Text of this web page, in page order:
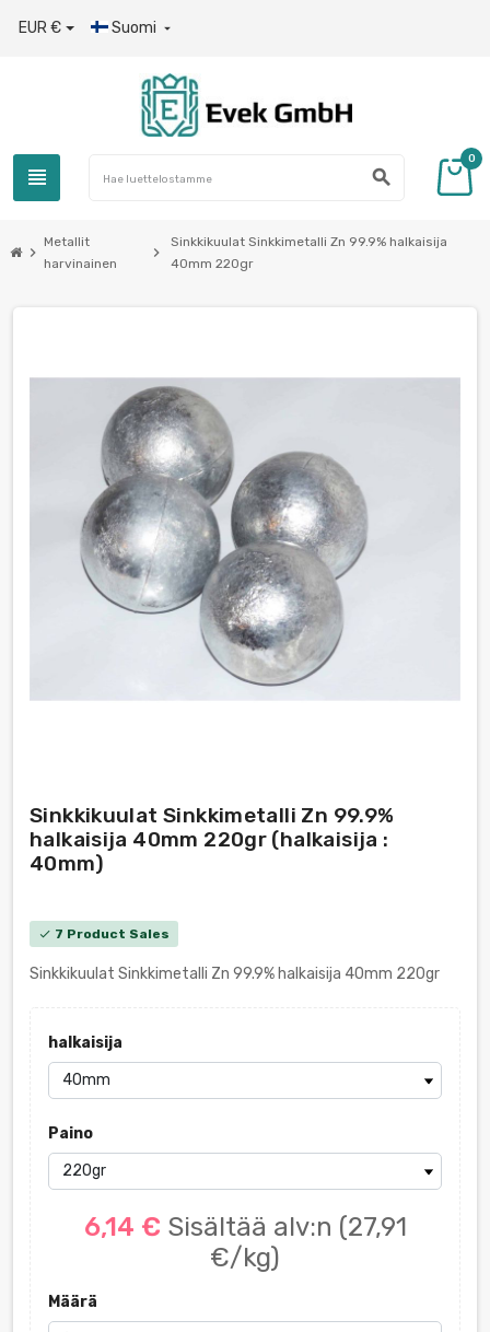
EUR € Suomi 
view_headline search
0
chevron_right
Metallit
harvinainen
chevron_right
Sinkkikuulat Sinkkimetalli Zn 99.9% halkaisija
40mm 220gr
Sinkkikuulat Sinkkimetalli Zn 99.9%
halkaisija 40mm 220gr (halkaisija :
40mm)
check 7 Product Sales
Sinkkikuulat Sinkkimetalli Zn 99.9% halkaisija 40mm 220gr
halkaisija
Paino
6,14 € Sisältää alv:n (27,91
€/kg)
Määrä